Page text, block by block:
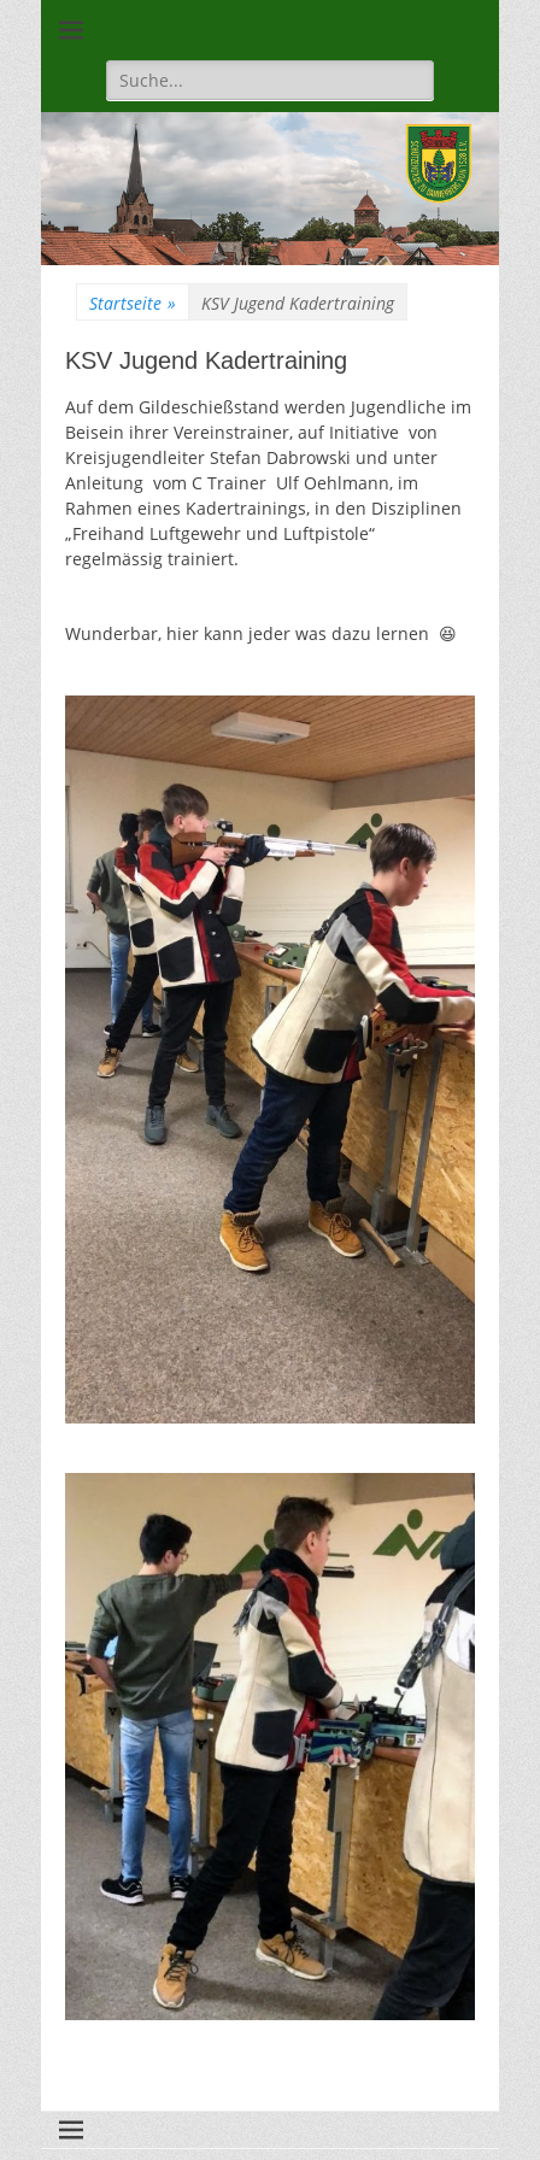
1528
Suche
für:
Startseite » KSV Jugend Kadertraining
KSV Jugend Kadertraining
Auf dem Gildeschießstand werden Jugendliche im
Beisein ihrer Vereinstrainer, auf Initiative von
Kreisjugendleiter Stefan Dabrowski und unter
Anleitung vom C Trainer Ulf Oehlmann, im
Rahmen eines Kadertrainings, in den Disziplinen
„Freihand Luftgewehr und Luftpistole“
regelmässig trainiert.
Wunderbar, hier kann jeder was dazu lernen 😆